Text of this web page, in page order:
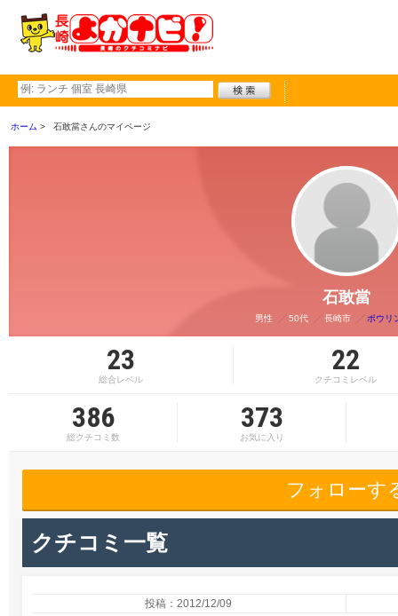
ホーム 石敢當さんのマイページ
石敢當
男性 50代 長崎市 ボウリ
23
総合レベル
22
クチコミレベル
386
総クチコミ数
373
お気に入り
フォローす
クチコミ一覧
投稿：2012/12/09